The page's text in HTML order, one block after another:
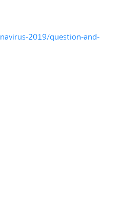
2019/question-and-